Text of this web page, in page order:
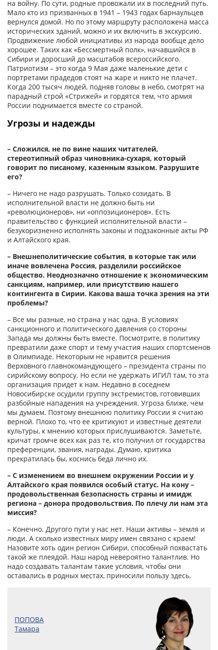
на войну. По сути, родные провожали их в последний путь.
Мало кто из призванных в 1941 – 1943 годах барнаульцев
вернулся домой. Но по этому маршруту расположена масса
исторических зданий, можно и их включить в экскурсию.
Продвижение любой инициативы из народа вообще дело
хорошее. Таких как «Бессмертный полк», начавшийся в
Сибири и доросший до масштабов всероссийского.
Патриотизм – это когда 9 Мая даже маленькие дети с
портретами прадедов стоят на жаре и никто не плачет.
Когда 200 тысяч людей, подняв головы в небо, смотрят на
парадный строй «Стрижей» и гордятся тем, что армия
России поднимается вместе со страной.
Угрозы и надежды
– Сложился, не по вине наших читателей,
стереотипный образ чиновника-сухаря, который
говорит по писаному, казенным языком. Разрушите
его?
– Ничего не надо разрушать. Только созидать. В
исполнительной власти не должно быть ни
«революционеров», ни «оппозиционеров». Есть
правительство с функцией исполнительной власти –
безукоризненно исполнять законы и подзаконные акты РФ
и Алтайского края.
– Внешнеполитические события, в которые так или
иначе вовлечена Россия, разделили российское
общество. Неоднозначно отношение к экономическим
санкциям, например, или присутствию нашего
контингента в Сирии. Какова ваша точка зрения на эти
проблемы?
– Все мы разные, но страна у нас одна. В условиях
санкционного и политического давления со стороны
Запада мы должны быть вместе. Посмотрите, в политику
превратили даже спорт и тему участия наших спортсменов
в Олимпиаде. Некоторым не нравится решения
Верховного главнокомандующего – президента страны по
сирийскому вопросу. Но если не удержать ИГИЛ там, то эта
организация придет к нам. Недавно в соседнем
Новосибирске осудили группу экстремистов, готовивших
разбойные нападения на учреждения. Угроза ближе, чем
мы думаем. Поэтому внешнюю политику России я считаю
верной. Плохо то, что ее критикуют и известные деятели
культуры, к мнению которых прислушиваются. Заметьте,
кричат громче всех как раз те, кто получил от государства
преференции, звания, награды. Думаю, критика
прекратилась бы, коснись беда лично их.
– С изменением во внешнем окружении России и у
Алтайского края появился особый статус. На кону –
продовольственная безопасность страны и имидж
региона – донора продовольствия. По плечу ли нам эта
миссия?
– Конечно. Другого пути у нас нет. Наши активы – земля и
люди. А сколько известных миру имен связано с краем!
Назовите хоть один регион Сибири, способный похвастать
такой же плеядой. Наш народ невероятно талантлив. Но
надо создавать талантам такие условия, чтобы они
оставались в родных местах, приносили пользу здесь.
ПОПОВА
Тамара